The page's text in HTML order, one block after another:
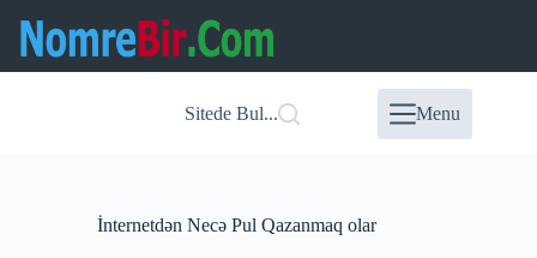
content
Sitede Bul... Menu
İnternetdən Necə Pul Qazanmaq olar